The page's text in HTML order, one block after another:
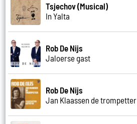
Tsjechov (Musical)
In Yalta
Rob De Nijs
Jaloerse gast
Rob De Nijs
Jan Klaassen de trompetter